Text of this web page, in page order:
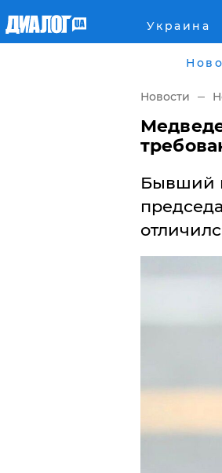
Украина
Военное обозрение
Новости
​Бывший